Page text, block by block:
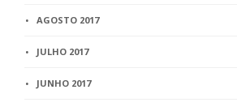
AGOSTO 2017
JULHO 2017
JUNHO 2017